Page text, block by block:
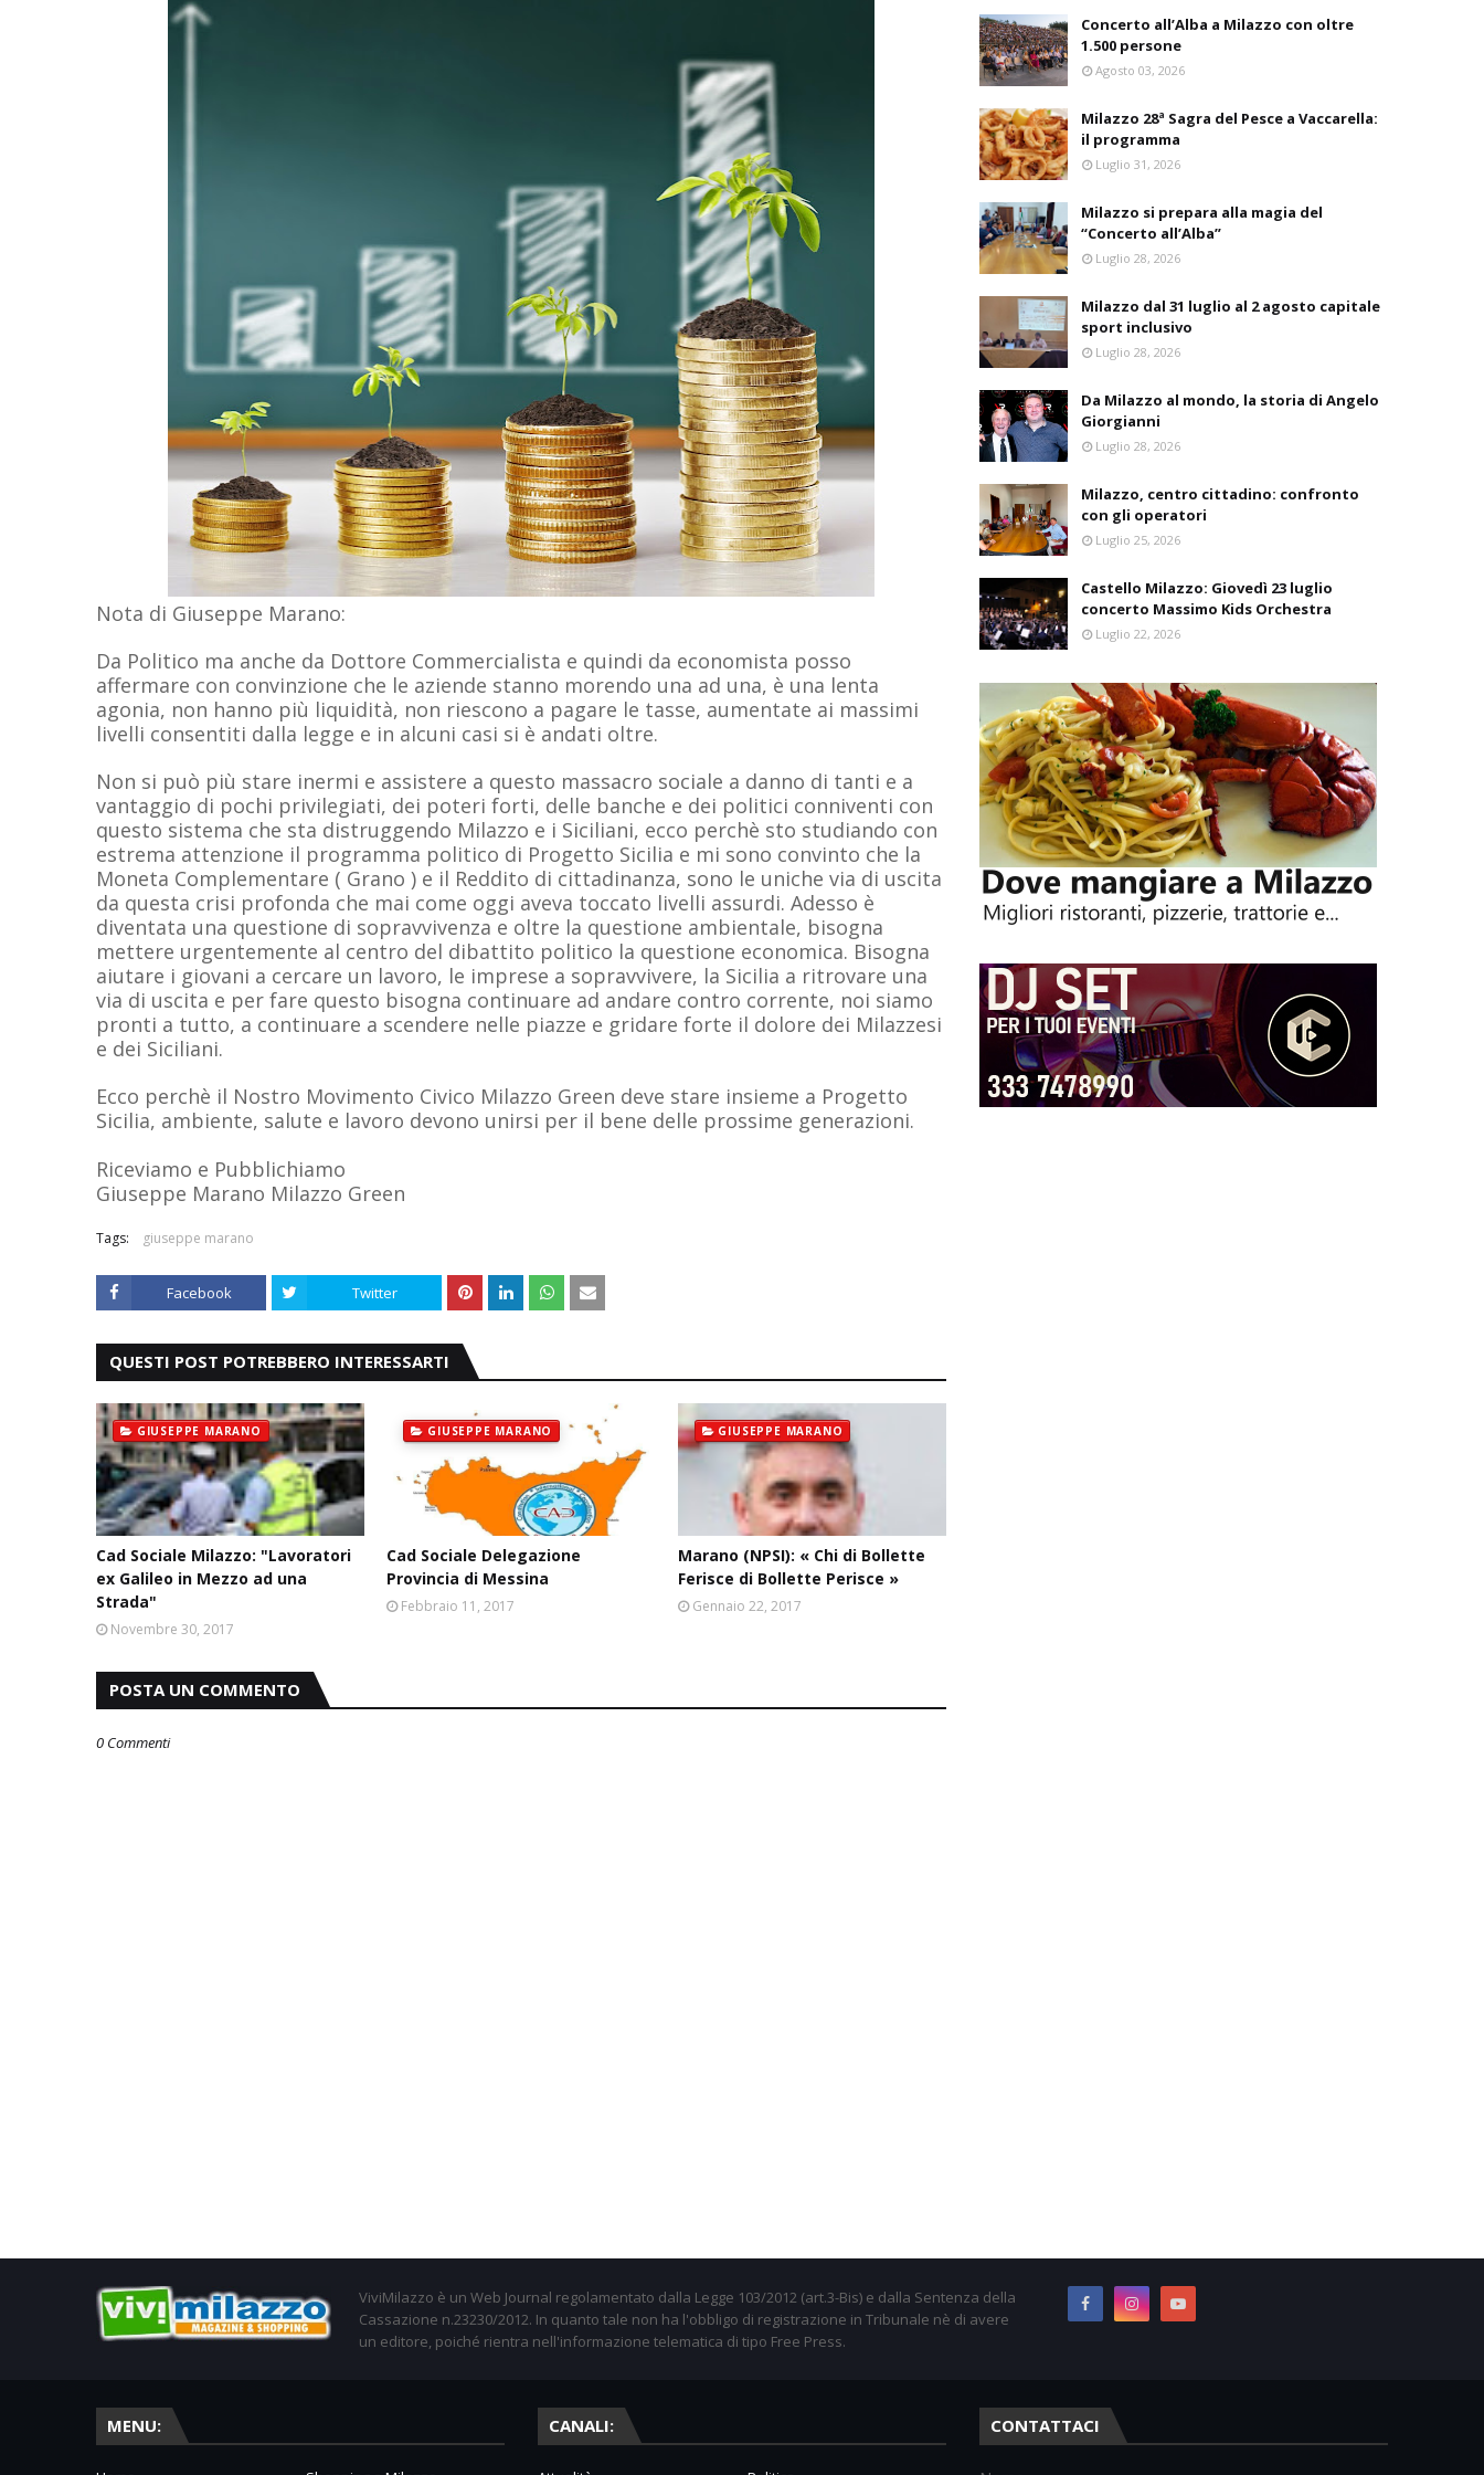
Nota di Giuseppe Marano:
Da Politico ma anche da Dottore Commercialista e quindi da economista posso
affermare con convinzione che le aziende stanno morendo una ad una, è una lenta
agonia, non hanno più liquidità, non riescono a pagare le tasse, aumentate ai massimi
livelli consentiti dalla legge e in alcuni casi si è andati oltre.
Non si può più stare inermi e assistere a questo massacro sociale a danno di tanti e a
vantaggio di pochi privilegiati, dei poteri forti, delle banche e dei politici conniventi con
questo sistema che sta distruggendo Milazzo e i Siciliani, ecco perchè sto studiando con
estrema attenzione il programma politico di Progetto Sicilia e mi sono convinto che la
Moneta Complementare ( Grano ) e il Reddito di cittadinanza, sono le uniche via di uscita
da questa crisi profonda che mai come oggi aveva toccato livelli assurdi. Adesso è
diventata una questione di sopravvivenza e oltre la questione ambientale, bisogna
mettere urgentemente al centro del dibattito politico la questione economica. Bisogna
aiutare i giovani a cercare un lavoro, le imprese a sopravvivere, la Sicilia a ritrovare una
via di uscita e per fare questo bisogna continuare ad andare contro corrente, noi siamo
pronti a tutto, a continuare a scendere nelle piazze e gridare forte il dolore dei Milazzesi
e dei Siciliani.
Ecco perchè il Nostro Movimento Civico Milazzo Green deve stare insieme a Progetto
Sicilia, ambiente, salute e lavoro devono unirsi per il bene delle prossime generazioni.
Riceviamo e Pubblichiamo
Giuseppe Marano Milazzo Green
Tags: giuseppe marano
Facebook Twitter
QUESTI POST POTREBBERO INTERESSARTI
GIUSEPPE MARANO
Cad Sociale Milazzo: "Lavoratori
ex Galileo in Mezzo ad una
Strada"
Novembre 30, 2017
GIUSEPPE MARANO
Cad Sociale Delegazione
Provincia di Messina
Febbraio 11, 2017
GIUSEPPE MARANO
Marano (NPSI): « Chi di Bollette
Ferisce di Bollette Perisce »
Gennaio 22, 2017
POSTA UN COMMENTO
0 Commenti
Concerto all’Alba a Milazzo con oltre
1.500 persone
Agosto 03, 2026
Milazzo 28ª Sagra del Pesce a Vaccarella:
il programma
Luglio 31, 2026
Milazzo si prepara alla magia del
“Concerto all’Alba”
Luglio 28, 2026
Milazzo dal 31 luglio al 2 agosto capitale
sport inclusivo
Luglio 28, 2026
Da Milazzo al mondo, la storia di Angelo
Giorgianni
Luglio 28, 2026
Milazzo, centro cittadino: confronto
con gli operatori
Luglio 25, 2026
Castello Milazzo: Giovedì 23 luglio
concerto Massimo Kids Orchestra
Luglio 22, 2026
ViviMilazzo è un Web Journal regolamentato dalla Legge 103/2012 (art.3-Bis) e dalla Sentenza della
Cassazione n.23230/2012. In quanto tale non ha l'obbligo di registrazione in Tribunale nè di avere
un editore, poiché rientra nell'informazione telematica di tipo Free Press.
MENU: CANALI: CONTATTACI